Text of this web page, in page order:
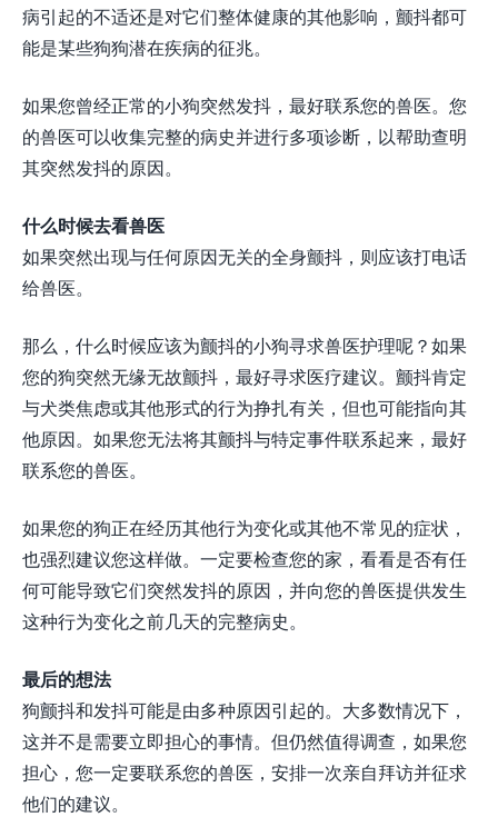
病引起的不适还是对它们整体健康的其他影响，颤抖都可
能是某些狗狗潜在疾病的征兆。
如果您曾经正常的小狗突然发抖，最好联系您的兽医。您
的兽医可以收集完整的病史并进行多项诊断，以帮助查明
其突然发抖的原因。
什么时候去看兽医
如果突然出现与任何原因无关的全身颤抖，则应该打电话
给兽医。
那么，什么时候应该为颤抖的小狗寻求兽医护理呢？如果
您的狗突然无缘无故颤抖，最好寻求医疗建议。颤抖肯定
与犬类焦虑或其他形式的行为挣扎有关，但也可能指向其
他原因。如果您无法将其颤抖与特定事件联系起来，最好
联系您的兽医。
如果您的狗正在经历其他行为变化或其他不常见的症状，
也强烈建议您这样做。一定要检查您的家，看看是否有任
何可能导致它们突然发抖的原因，并向您的兽医提供发生
这种行为变化之前几天的完整病史。
最后的想法
狗颤抖和发抖可能是由多种原因引起的。大多数情况下，
这并不是需要立即担心的事情。但仍然值得调查，如果您
担心，您一定要联系您的兽医，安排一次亲自拜访并征求
他们的建议。